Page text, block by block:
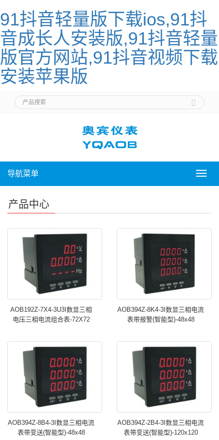
91抖音轻量版下载ios,91抖
音成长人安装版,91抖音轻量
版官方网站,91抖音视频下载
安装苹果版
导
导航菜单
产品中心
AOB192Z-7X4-3U3I数显三相
电压三相电流组合表-72X72
AOB394Z-8K4-3I数显三相电流
表带报警(智能型)-48x48
AOB394Z-8B4-3I数显三相电流
表带变送(智能型)-48x48
AOB394Z-2B4-3I数显三相电流
表带变送(智能型)-120x120